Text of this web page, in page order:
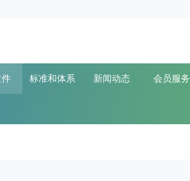
标准和体系 新闻动态 会员服务